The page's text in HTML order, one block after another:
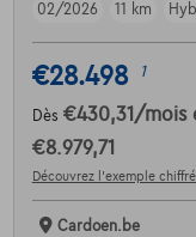
02/2026
11 km
€28.498 1
Dès €430,31 /mois
€8.979,71
Découvrez l’exemple
Cardoen.be